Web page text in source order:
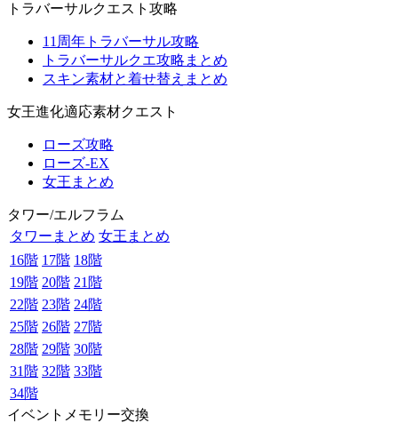
トラバーサルクエスト攻略
11周年トラバーサル攻略
トラバーサルクエ攻略まとめ
スキン素材と着せ替えまとめ
女王進化適応素材クエスト
ローズ攻略
ローズ-EX
女王まとめ
タワー/エルフラム
タワーまとめ 女王まとめ
16階 17階 18階
19階 20階 21階
22階 23階 24階
25階 26階 27階
28階 29階 30階
31階 32階 33階
34階
イベントメモリー交換